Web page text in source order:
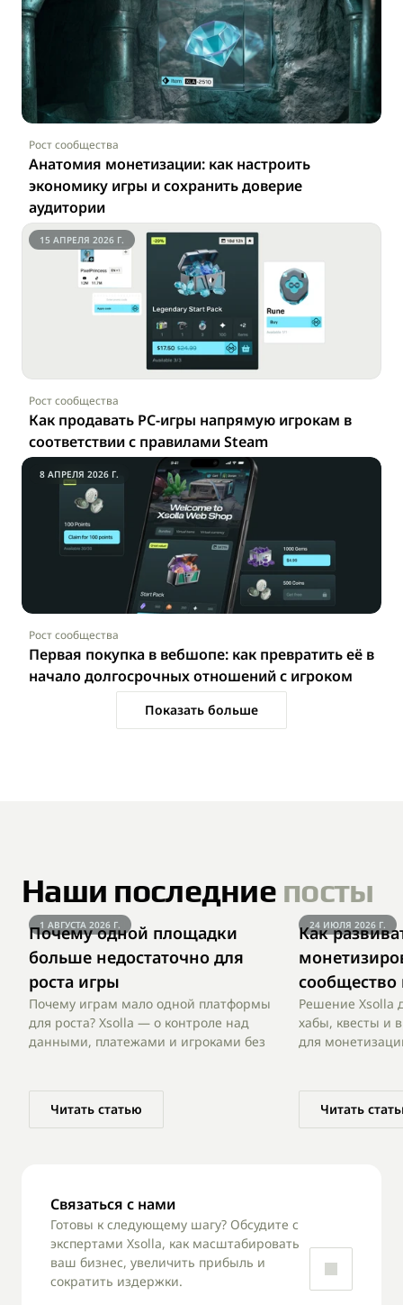
Рост сообщества
Анатомия монетизации: как настроить
экономику игры и сохранить доверие
аудитории
15 АПРЕЛЯ 2026 Г.
Рост сообщества
Как продавать PC-игры напрямую игрокам в
соответствии с правилами Steam
8 АПРЕЛЯ 2026 Г.
Рост сообщества
Первая покупка в вебшопе: как превратить её в
начало долгосрочных отношений с игроком
Показать больше
Наши последние посты
1 АВГУСТА 2026 Г.
Почему одной площадки
больше недостаточно для
роста игры
Почему играм мало одной платформы
для роста? Xsolla — о контроле над
данными, платежами и игроками без
Читать статью
24 ИЮЛЯ 2026 Г.
Как
сообщество
Решение Xsolla
хабы, квесты и
для
Читать
Связаться с нами
Готовы к следующему шагу? Обсудите с
экспертами Xsolla, как масштабировать
ваш бизнес, увеличить прибыль и
сократить издержки.